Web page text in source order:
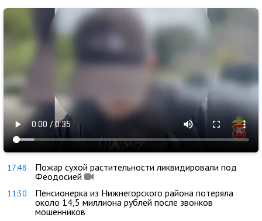
17:48
Пожар сухой растительности ликвидировали под
Феодосией
11:30
Пенсионерка из Нижнегорского района потеряла
около 14,5 миллиона рублей после звонков
мошенников